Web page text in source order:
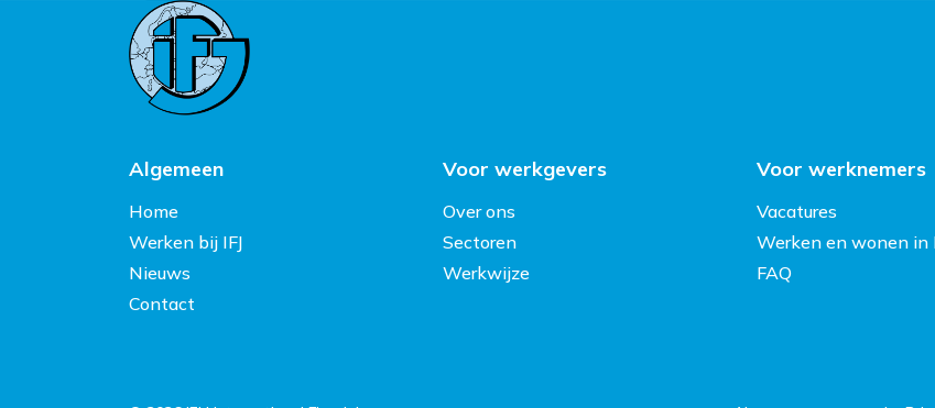
Algemeen
Home
Werken bij IFJ
Nieuws
Contact
Voor werkgevers
Over ons
Sectoren
Werkwijze
Voor werknemers
Vacatures
Werken en wonen in
FAQ